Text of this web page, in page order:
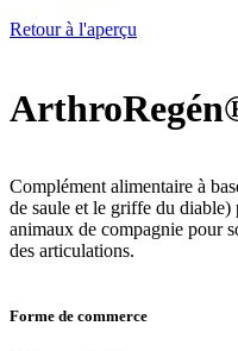
Retour à l'aperçu
Complément alimentaire à
de saule et le griffe du diable)
animaux de compagnie pour
des articulations.
Forme de commerce